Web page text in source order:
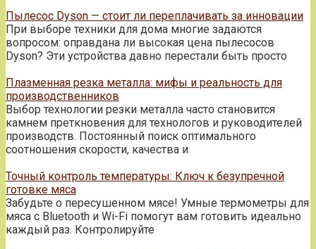
Пылесос Dyson — стоит ли переплачивать за инновации
При выборе техники для дома многие задаются
вопросом: оправдана ли высокая цена пылесосов
Dyson? Эти устройства давно перестали быть просто
Плазменная резка металла: мифы и реальность для
производственников
Выбор технологии резки металла часто становится
камнем преткновения для технологов и руководителей
производств. Постоянный поиск оптимального
соотношения скорости, качества и
Точный контроль температуры: Ключ к безупречной
готовке мяса
Забудьте о пересушенном мясе! Умные термометры для
мяса с Bluetooth и Wi-Fi помогут вам готовить идеально
каждый раз. Контролируйте